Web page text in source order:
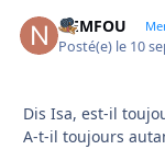
NEMFOU
Posté(e) le 10
Dis Isa, est-il
A-t-il toujours